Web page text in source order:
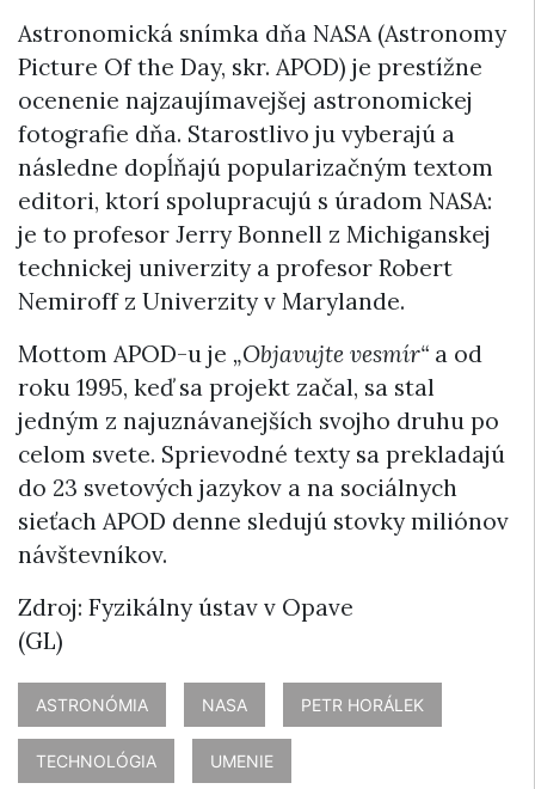
Astronomická snímka dňa NASA (Astronomy
Picture Of the Day, skr. APOD) je prestížne
ocenenie najzaujímavejšej astronomickej
fotografie dňa. Starostlivo ju vyberajú a
následne dopĺňajú popularizačným textom
editori, ktorí spolupracujú s úradom NASA:
je to profesor Jerry Bonnell z Michiganskej
technickej univerzity a profesor Robert
Nemiroff z Univerzity v Marylande.
Mottom APOD-u je „Objavujte vesmír“ a od
roku 1995, keď sa projekt začal, sa stal
jedným z najuznávanejších svojho druhu po
celom svete. Sprievodné texty sa prekladajú
do 23 svetových jazykov a na sociálnych
sieťach APOD denne sledujú stovky miliónov
návštevníkov.
Zdroj: Fyzikálny ústav v Opave
(GL)
ASTRONÓMIA NASA PETR HORÁLEK
TECHNOLÓGIA UMENIE